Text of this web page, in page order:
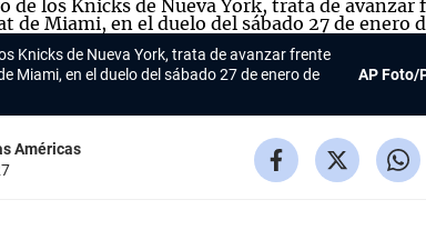
Knicks de Nueva York, trata de avanzar frente
Miami, en el duelo del sábado 27 de enero de
AP Foto/
Américas